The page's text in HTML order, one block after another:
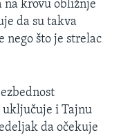
na krovu obližnje
da su takva
nego što je strelac
uključuje i Tajnu
da očekuje